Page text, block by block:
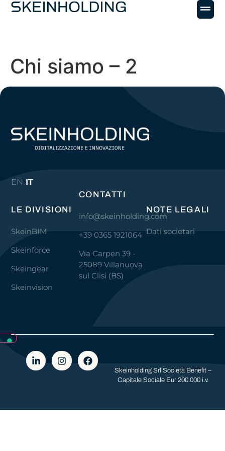
Chi siamo – 2
EN IT
LE DIVISIONI
SkeinBIM
Skeinforce
Skeingear
Skeinvision
CONTATTI
info@skeinholding.com
+39 0365 1921064
Via Carpen 39 -
25089 Villanuova
sul Clisi (BS)
NOTE LEGALI
Dati societari
Skeinholding Srl Società Benefit –
Capitale Sociale Eur 200.000 i.v.